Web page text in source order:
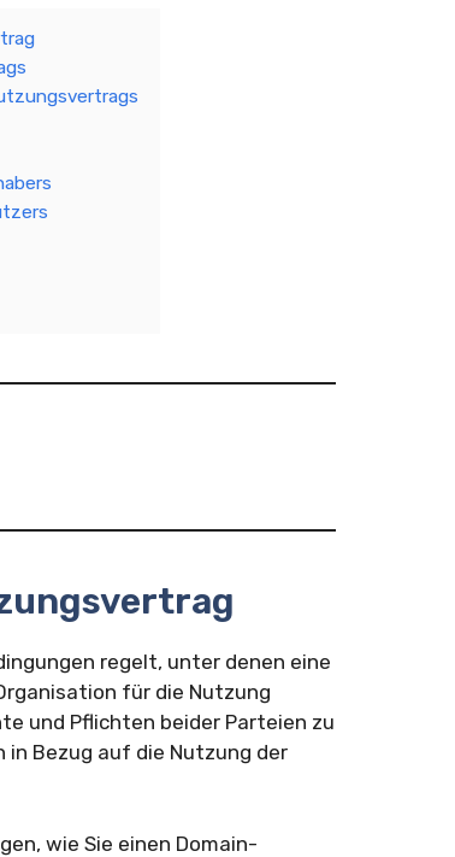
regelt, unter denen eine
für die Nutzung
und Pflichten beider Parteien zu
Bezug auf die Nutzung der
wie Sie einen Domain-